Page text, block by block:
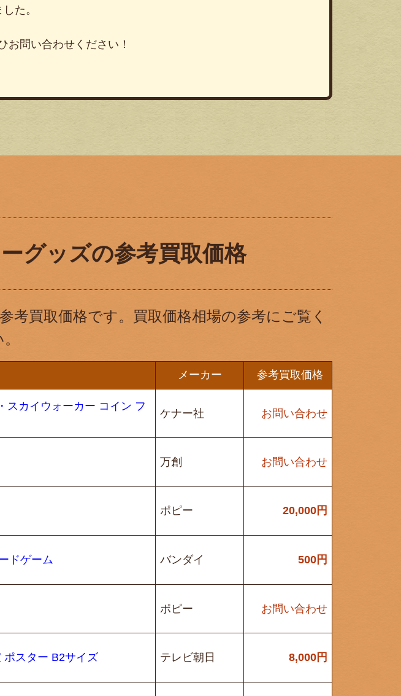
た。
お問い合わせください！
グッズの参考買取価格
買取価格です。買取価格相場の参考にご覧く
メーカー 参考買取価格
スカイウォーカー コイン フ
ケナー社 お問い合わせ
万創 お問い合わせ
ポピー 20,000円
ドゲーム バンダイ 500円
ポピー お問い合わせ
ポスター B2サイズ テレビ朝日 8,000円